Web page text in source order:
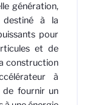
génération,
à la
pour
et de
construction
à
de fournir un